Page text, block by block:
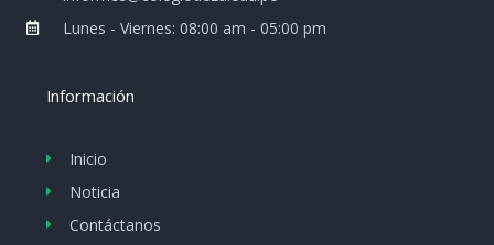
Lunes - Viernes: 08:00 am - 05:00 pm
Información
Inicio
Noticia
Contáctanos